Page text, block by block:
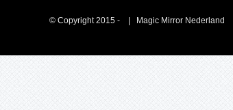
© Copyright 2015 - | Magic Mirror Nederland